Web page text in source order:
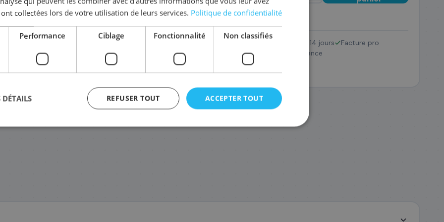
PFI-710M
,48 € ,48 € ,48 €
Retour 14 jours
Facture pro
SAV France
collectées lors de votre utilisation de leurs services. Politique de confidentialité
Performance Ciblage Fonctionnalité Non classifiés
ACCEPTER TOUT
REFUSER TOUT
DÉTAILS